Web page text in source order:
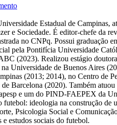
Estadual de
e Sociedade. É editor-chefe da
no CNPq. Possui
pela Pontifícia Universidade
(2023). Realizou estágio
Universidade de Buenos Aires
(2013; 2014), no Centro de
Barcelona (2020). Também
e um do PIND-FAEPEX da
ideologia na construção
Psicologia Social e
estudos sociais do futebol.